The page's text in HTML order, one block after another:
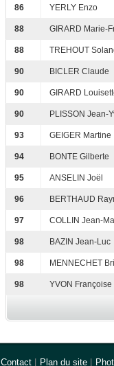
86 YERLY Enzo
88 GIRARD Marie-
88 TREHOUT
90 BICLER Claude
90 GIRARD
90 PLISSON Jean-
93 GEIGER Martine
94 BONTE Gilberte
95 ANSELIN Joël
96 BERTHAUD
97 COLLIN Jean-
98 BAZIN Jean-Luc
98 MENNECHET
98 YVON Françoise
Contact Plan du site